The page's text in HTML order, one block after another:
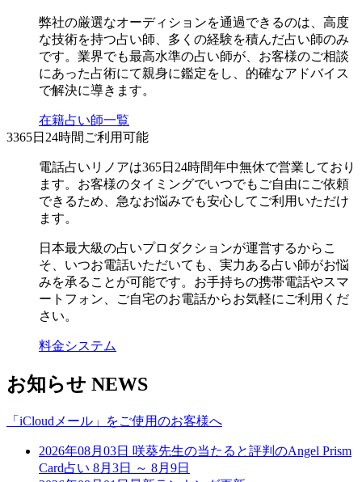
弊社の厳選なオーディションを通過できるのは、高度
な技術を持つ占い師、多くの経験を積んだ占い師のみ
です。業界でも最高水準の占い師が、お客様のご相談
にあった占術にて親身に鑑定をし、的確なアドバイス
で解決に導きます。
在籍占い師一覧
3365日24時間ご利用可能
電話占いリノアは365日24時間年中無休で営業しており
ます。お客様のタイミングでいつでもご自由にご依頼
できるため、急なお悩みでも安心してご利用いただけ
ます。
日本最大級の占いプロダクションが運営するからこ
そ、いつお電話いただいても、実力ある占い師がお悩
みを承ることが可能です。お手持ちの携帯電話やスマ
ートフォン、ご自宅のお電話からお気軽にご利用くだ
さい。
料金システム
お知らせ NEWS
「iCloudメール」をご使用のお客様へ
2026年08月03日 咲葵先生の当たると評判のAngel Prism
Card占い 8月3日 ～ 8月9日